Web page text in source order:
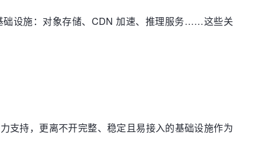
础设施：对象存储、CDN 加速、推理服务……这些关
支持，更离不开完整、稳定且易接入的基础设施作为